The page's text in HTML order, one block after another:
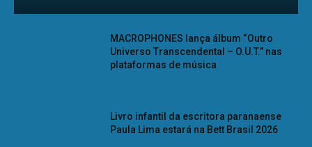
MACROPHONES lança álbum “Outro
Universo Transcendental – O.U.T.” nas
plataformas de música
Livro infantil da escritora paranaense
Paula Lima estará na Bett Brasil 2026